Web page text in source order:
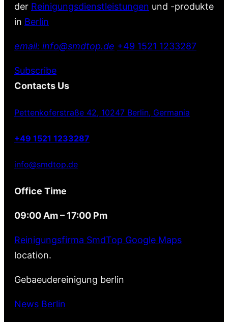
der Reinigungsdienstleistungen und -produkte
in Berlin
email: info@smdtop.de +49 1521 1233287
Subscribe
Contacts Us
Pettenkoferstraße 42, 10247 Berlin, Germania
+49 1521 1233287
info@smdtop.de
Office Time
09:00 Am – 17:00 Pm
Reinigungsfirma SmdTop Google Maps
location.
Gebaeudereinigung berlin
News Berlin